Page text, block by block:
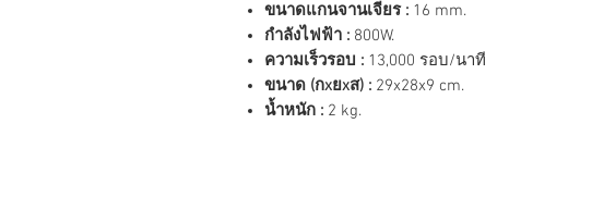
ขนาดแกนจานเจียร : 16 mm.
กำลังไฟฟ้า : 800W.
ความเร็วรอบ : 13,000 รอบ/นาที
ขนาด (กxยxส) : 29x28x9 cm.
น้ำหนัก : 2 kg.